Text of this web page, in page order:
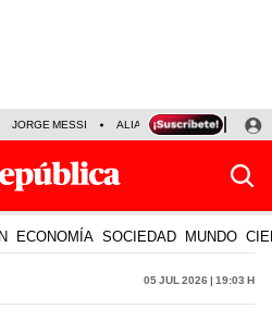
JORGE MESSI ALIANZA LIMA VS SPORT
ECONOMÍA SOCIEDAD MUNDO
05 Jul 2026 | 19:03 h